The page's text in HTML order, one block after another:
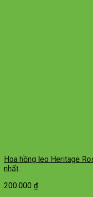
Hoa hồng leo Heritage
nhất
200.000 ₫